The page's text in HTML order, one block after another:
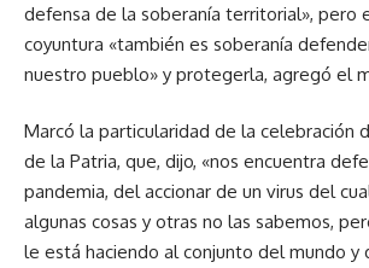
defensa de la soberanía territorial», pero
coyuntura «también es soberanía
nuestro pueblo» y protegerla, agregó el
Marcó la particularidad de la celebración
de la Patria, que, dijo, «nos encuentra
pandemia, del accionar de un virus del
algunas cosas y otras no las sabemos,
le está haciendo al conjunto del mundo y